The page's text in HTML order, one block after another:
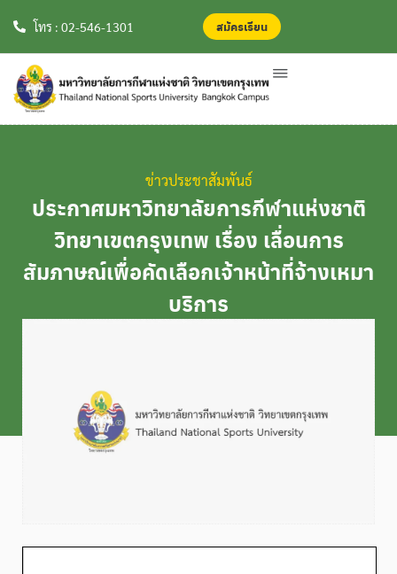
โทร : 02-546-1301 สมัครเรียน
ข่าวประชาสัมพันธ์
ประกาศมหาวิทยาลัยการกีฬาแห่งชาติ
วิทยาเขตกรุงเทพ เรื่อง เลื่อนการ
สัมภาษณ์เพื่อคัดเลือกเจ้าหน้าที่จ้างเหมา
บริการ